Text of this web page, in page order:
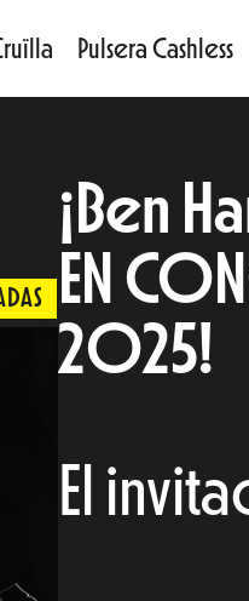
Pulsera Cashless
¡Ben
EN
2025!
El